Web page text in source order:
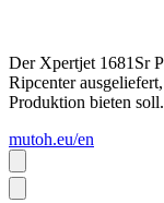
Der Xpertjet 1681Sr
Ripcenter
Produktion bieten soll.
mutoh.eu/en